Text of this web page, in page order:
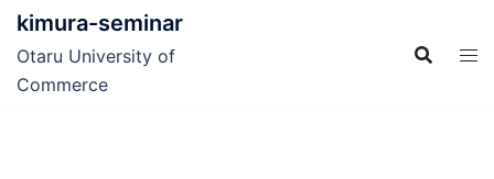
kimura-seminar
Otaru University of
Commerce